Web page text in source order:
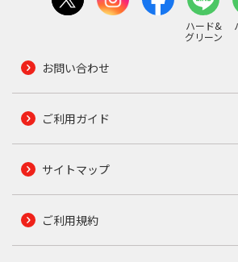
ハード&
グリーン
お問い合わせ
ご利用ガイド
サイトマップ
ご利用規約